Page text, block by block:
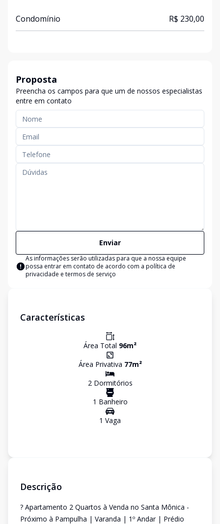
Condomínio R$ 230,00
Proposta
Preencha os campos para que um de nossos especialistas
entre em contato
Enviar
As informações serão utilizadas para que a nossa equipe
possa entrar em contato de acordo com a política de
privacidade e termos de serviço
Características
Área Total 96m²
Área Privativa 77m²
2Dormitórios
1 Banheiro
1 Vaga
Descrição
? Apartamento 2 Quartos à Venda no Santa Mônica -
Próximo à Pampulha | Varanda | 1º Andar | Prédio